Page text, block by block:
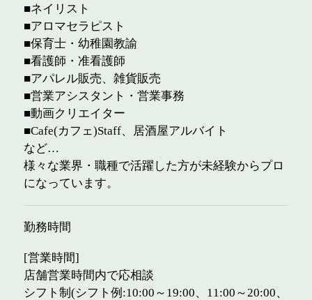
■ネイリスト
■アロマセラピスト
■保育士・幼稚園教諭
■看護師・准看護師
■アパレル販売、雑貨販売
■営業アシスタント・営業事務
■動画クリエイター
■Cafe(カフェ)Staff、居酒屋アルバイト
など…
様々な業界・職種で活躍した方が未経験からプロ
になっています。
勤務時間
[営業時間]
店舗営業時間内で応相談
シフト制(シフト例:10:00～19:00、11:00～20:00、